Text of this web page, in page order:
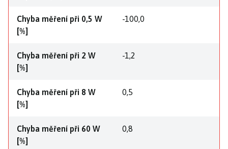
Chyba měření při 0,5 W
[%]
-100,0
Chyba měření při 2 W
[%]
-1,2
Chyba měření při 8 W
[%]
0,5
Chyba měření při 60 W
[%]
0,8